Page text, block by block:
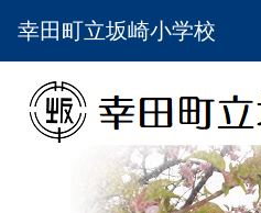
幸田町立坂崎小学校